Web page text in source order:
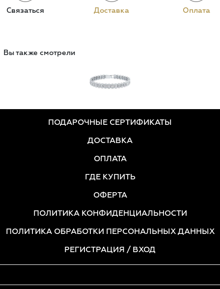
Связаться Доставка Оплата
Вы также смотрели
ПОДАРОЧНЫЕ СЕРТИФИКАТЫ
ДОСТАВКА
ОПЛАТА
ГДЕ КУПИТЬ
ОФЕРТА
ПОЛИТИКА КОНФИДЕНЦИАЛЬНОСТИ
ПОЛИТИКА ОБРАБОТКИ ПЕРСОНАЛЬНЫХ ДАННЫХ
РЕГИСТРАЦИЯ / ВХОД